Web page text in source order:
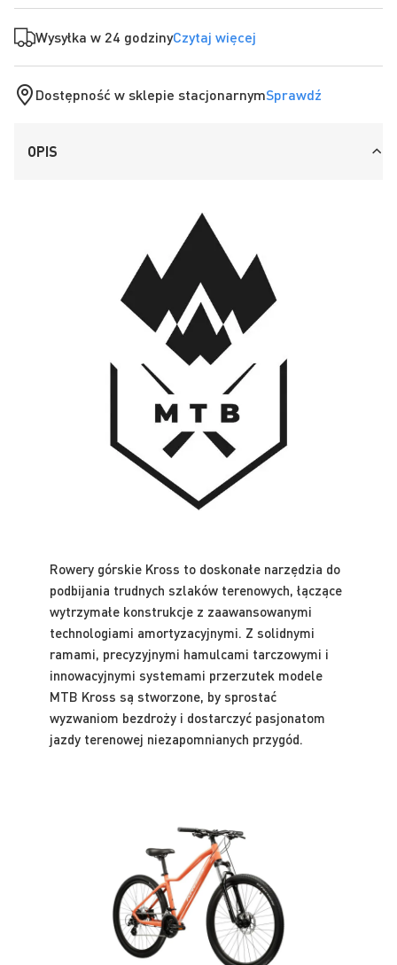
Wysyłka w 24 godzinyCzytaj więcej
Dostępność w sklepie stacjonarnymSprawdź
OPIS
Rowery górskie Kross to doskonałe narzędzia do
podbijania trudnych szlaków terenowych, łączące
wytrzymałe konstrukcje z zaawansowanymi
technologiami amortyzacyjnymi. Z solidnymi
ramami, precyzyjnymi hamulcami tarczowymi i
innowacyjnymi systemami przerzutek modele
MTB Kross są stworzone, by sprostać
wyzwaniom bezdroży i dostarczyć pasjonatom
jazdy terenowej niezapomnianych przygód.